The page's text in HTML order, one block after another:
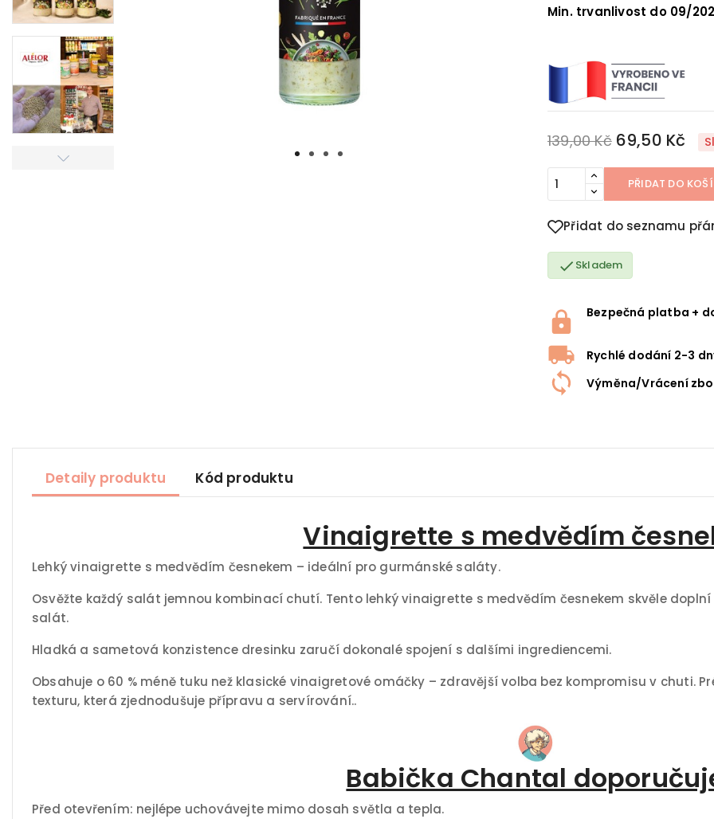
Min. trvanlivost do 09/
139,00 Kč 69,50 Kč
PŘIDAT DO
Přidat do seznamu
 Skladem
Bezpečná platba +
Rychlé dodání 2-3
Výměna/Vrácení
Detaily produktu Kód produktu
Vinaigrette s medvědím
Lehký vinaigrette s medvědím česnekem – ideální pro gurmánské saláty.
Osvěžte každý salát jemnou kombinací chutí. Tento lehký vinaigrette s medvědím česnekem skvěle
salát.
Hladká a sametová konzistence dresinku zaručí dokonalé spojení s dalšími ingrediencemi.
Obsahuje o 60 % méně tuku než klasické vinaigretové omáčky – zdravější volba bez kompromisu v chuti.
texturu, která zjednodušuje přípravu a servírování..
Babička Chantal
Před otevřením: nejlépe uchovávejte mimo dosah světla a tepla.